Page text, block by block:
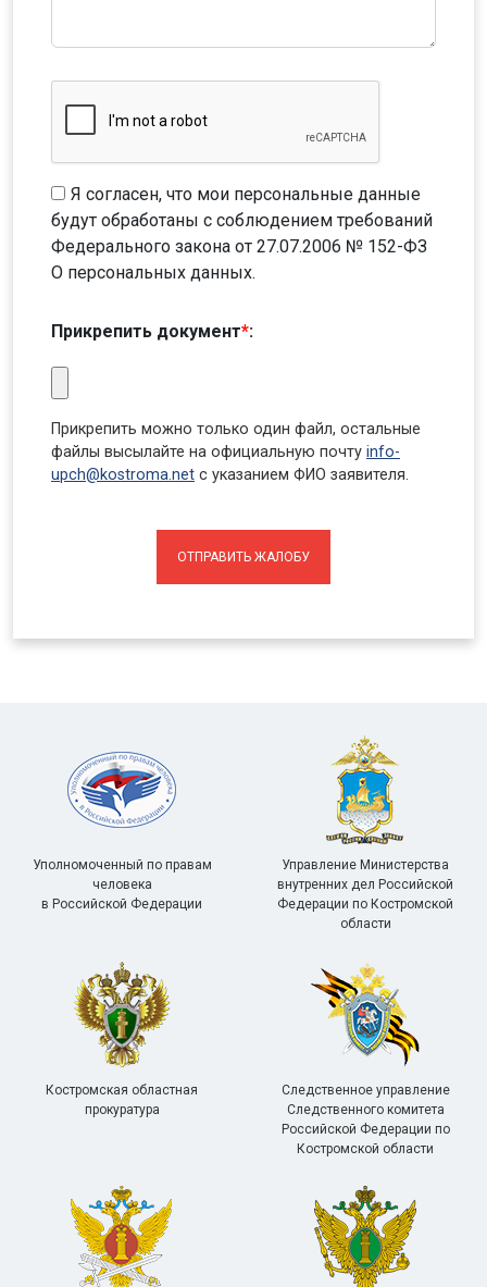
Я согласен, что мои персональные данные
будут обработаны с соблюдением требований
Федерального закона от 27.07.2006 № 152-ФЗ
О персональных данных.
Прикрепить документ*:
Прикрепить можно только один файл, остальные
файлы высылайте на официальную почту info-
upch@kostroma.net с указанием ФИО заявителя.
Уполномоченный по правам
человека
в Российской Федерации
Управление Министерства
внутренних дел Российской
Федерации по Костромской
области
Костромская областная
прокуратура
Следственное управление
Следственного комитета
Российской Федерации по
Костромской области